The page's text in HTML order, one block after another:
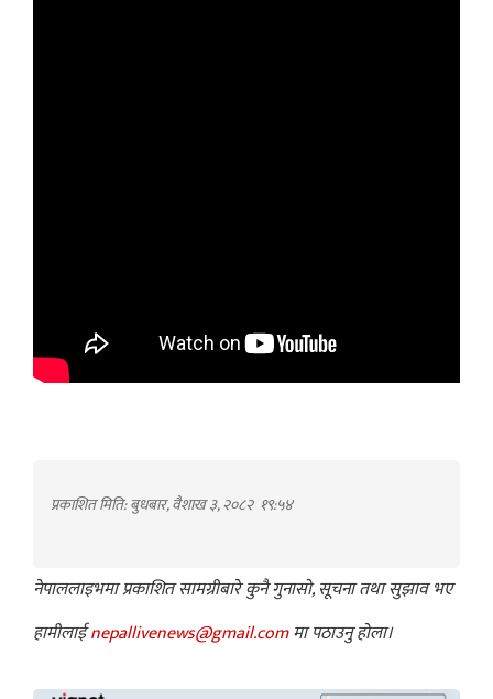
प्रकाशित मिति: बुधबार, वैशाख ३, २०८२ १९:५४
नेपाललाइभमा प्रकाशित सामग्रीबारे कुनै गुनासो, सूचना तथा सुझाव भए
हामीलाईnepallivenews@gmail.comमा पठाउनु होला।